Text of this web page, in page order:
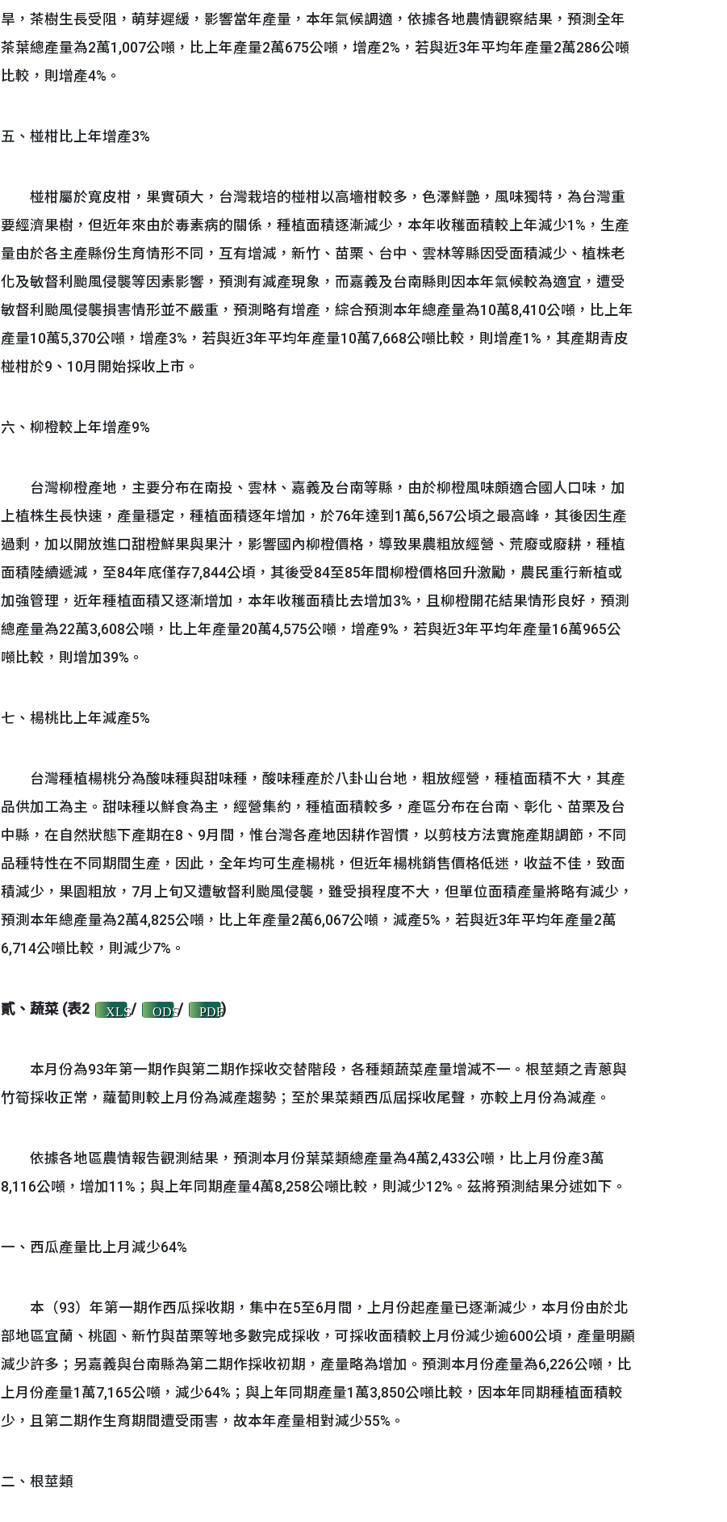
旱，茶樹生長受阻，萌芽遲緩，影響當年產量，本年氣候調適，依據各地農情觀察結果，預測全年
茶葉總產量為2萬1,007公噸，比上年產量2萬675公噸，增產2%，若與近3年平均年產量2萬286公噸
比較，則增產4%。
五、椪柑比上年增產3%
椪柑屬於寬皮柑，果實碩大，台灣栽培的椪柑以高墻柑較多，色澤鮮艷，風味獨特，為台灣重
要經濟果樹，但近年來由於毒素病的關係，種植面積逐漸減少，本年收穫面積較上年減少1%，生產
量由於各主產縣份生育情形不同，互有增減，新竹、苗栗、台中、雲林等縣因受面積減少、植株老
化及敏督利颱風侵襲等因素影響，預測有減產現象，而嘉義及台南縣則因本年氣候較為適宜，遭受
敏督利颱風侵襲損害情形並不嚴重，預測略有增產，綜合預測本年總產量為10萬8,410公噸，比上年
產量10萬5,370公噸，增產3%，若與近3年平均年產量10萬7,668公噸比較，則增產1%，其產期青皮
椪柑於9、10月開始採收上市。
六、柳橙較上年增產9%
台灣柳橙產地，主要分布在南投、雲林、嘉義及台南等縣，由於柳橙風味頗適合國人口味，加
上植株生長快速，產量穩定，種植面積逐年增加，於76年達到1萬6,567公頃之最高峰，其後因生產
過剩，加以開放進口甜橙鮮果與果汁，影響國內柳橙價格，導致果農粗放經營、荒廢或廢耕，種植
面積陸續遞減，至84年底僅存7,844公頃，其後受84至85年間柳橙價格回升激勵，農民重行新植或
加強管理，近年種植面積又逐漸增加，本年收穫面積比去增加3%，且柳橙開花結果情形良好，預測
總產量為22萬3,608公噸，比上年產量20萬4,575公噸，增產9%，若與近3年平均年產量16萬965公
噸比較，則增加39%。
七、楊桃比上年減產5%
台灣種植楊桃分為酸味種與甜味種，酸味種產於八卦山台地，粗放經營，種植面積不大，其產
品供加工為主。甜味種以鮮食為主，經營集約，種植面積較多，產區分布在台南、彰化、苗栗及台
中縣，在自然狀態下產期在8、9月間，惟台灣各產地因耕作習慣，以剪枝方法實施產期調節，不同
品種特性在不同期間生產，因此，全年均可生產楊桃，但近年楊桃銷售價格低迷，收益不佳，致面
積減少，果園粗放，7月上旬又遭敏督利颱風侵襲，雖受損程度不大，但單位面積產量將略有減少，
預測本年總產量為2萬4,825公噸，比上年產量2萬6,067公噸，減產5%，若與近3年平均年產量2萬
6,714公噸比較，則減少7%。
貳、蔬菜 (表2 XLS/ ODS/ PDF)
本月份為93年第一期作與第二期作採收交替階段，各種類蔬菜產量增減不一。根莖類之青蔥與
竹筍採收正常，蘿蔔則較上月份為減產趨勢；至於果菜類西瓜屆採收尾聲，亦較上月份為減產。
依據各地區農情報告觀測結果，預測本月份葉菜類總產量為4萬2,433公噸，比上月份產3萬
8,116公噸，增加11%；與上年同期產量4萬8,258公噸比較，則減少12%。茲將預測結果分述如下。
一、西瓜產量比上月減少64%
本（93）年第一期作西瓜採收期，集中在5至6月間，上月份起產量已逐漸減少，本月份由於北
部地區宜蘭、桃園、新竹與苗栗等地多數完成採收，可採收面積較上月份減少逾600公頃，產量明顯
減少許多；另嘉義與台南縣為第二期作採收初期，產量略為增加。預測本月份產量為6,226公噸，比
上月份產量1萬7,165公噸，減少64%；與上年同期產量1萬3,850公噸比較，因本年同期種植面積較
少，且第二期作生育期間遭受雨害，故本年產量相對減少55%。
二、根莖類